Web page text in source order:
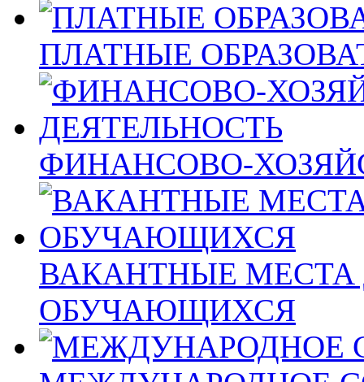
ПЛАТНЫЕ
ФИНАНСОВО-
ВАКАНТНЫЕ МЕСТА
ОБУЧАЮЩИХСЯ